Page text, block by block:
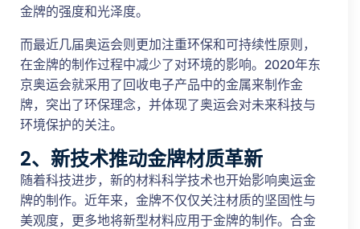
金牌的强度和光泽度。
而最近几届奥运会则更加注重环保和可持续性原则，
在金牌的制作过程中减少了对环境的影响。2020年东
京奥运会就采用了回收电子产品中的金属来制作金
牌，突出了环保理念，并体现了奥运会对未来科技与
环境保护的关注。
2、新技术推动金牌材质革新
随着科技进步，新的材料科学技术也开始影响奥运金
牌的制作。近年来，金牌不仅仅关注材质的坚固性与
美观度，更多地将新型材料应用于金牌的制作。合金